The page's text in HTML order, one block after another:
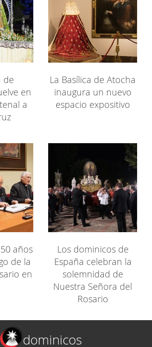
de
en
a
La Basílica de Atocha
inaugura un nuevo
espacio expositivo
años
de la
en
Los dominicos de
España celebran la
solemnidad de
Nuestra Señora del
Rosario
dominicos